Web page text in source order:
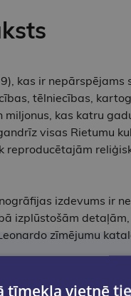
kas ir
tēlniecības,
miljonus, kas katru
visas Rietumu
reproducētajām
izdevums ir
izplūstošām
zīmējumu
diagrammām līdz
roku, kas spēj
tīmekļa vietnē